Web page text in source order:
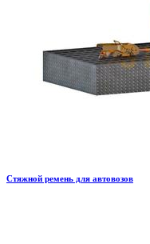
Стяжной ремень для автовозов